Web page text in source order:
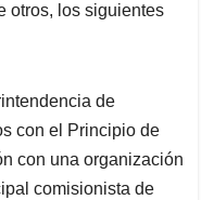
otros, los siguientes
de
con el Principio de
con una organización
comisionista de